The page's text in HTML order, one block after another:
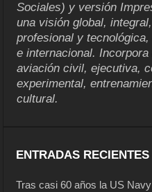
Sociales) y versión
una visión global,
profesional y
e internacional.
aviación civil, ejecutiva,
experimental,
cultural.
ENTRADAS RECIENTES
Tras casi 60 años la US